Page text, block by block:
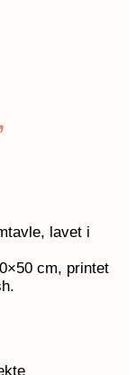
lavet i
cm, printet